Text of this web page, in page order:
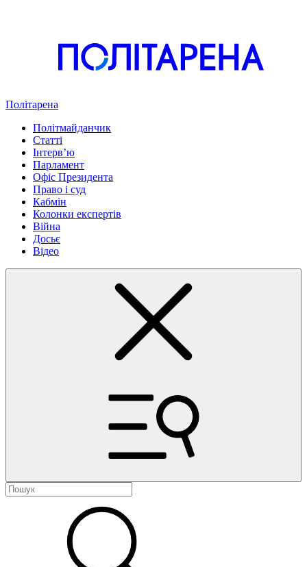
Політарена
Політмайданчик
Статті
Інтервʼю
Парламент
Офіс Президента
Право і суд
Кабмін
Колонки експертів
Війна
Досьє
Відео